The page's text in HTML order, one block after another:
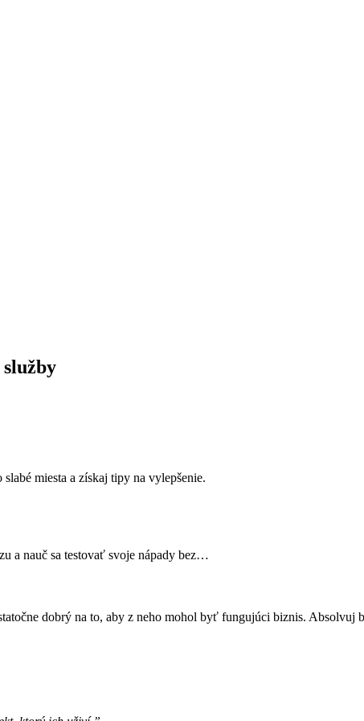
miesta a získaj tipy na vylepšenie.
a nauč sa testovať svoje nápady bez…
dobrý na to, aby z neho mohol byť fungujúci biznis.